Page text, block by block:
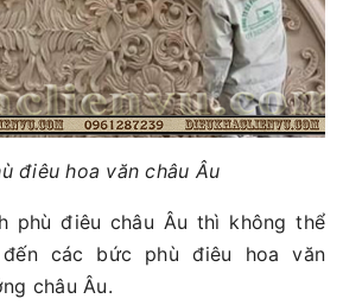
điêu hoa văn châu Âu
phù điêu châu Âu thì không thể
đến các bức phù điêu hoa văn
châu Âu.